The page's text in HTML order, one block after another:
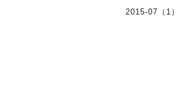
2015-07（1）